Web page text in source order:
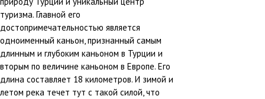
туризма. Главной его
достопримечательностью является
одноименный каньон, признанный самым
длинным и глубоким каньоном в Турции и
вторым по величине каньоном в Европе. Его
длина составляет 18 километров. И зимой и
летом река течет тут с такой силой, что